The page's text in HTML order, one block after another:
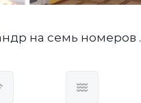
на семь номеров .